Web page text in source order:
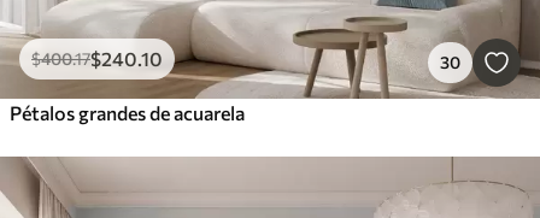
$400.17$240.10 30
Pétalos grandes de acuarela